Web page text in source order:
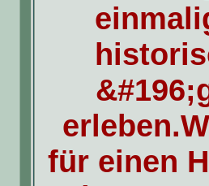
für einen